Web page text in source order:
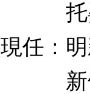
托嬰
現任：
新竹